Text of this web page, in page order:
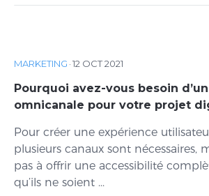
MARKETING ·12 OCT 2021
Pourquoi avez-vous besoin
omnicanale pour votre projet
Pour créer une expérience
plusieurs canaux sont nécessaires,
pas à offrir une accessibilité
qu’ils ne soient ...